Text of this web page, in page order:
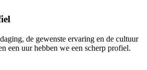
de gewenste ervaring en de cultuur
een uur hebben we een scherp profiel.